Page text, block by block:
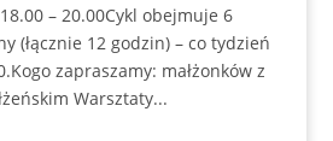
– 20.00Cykl obejmuje 6
(łącznie 12 godzin) – co tydzień
zapraszamy: małżonków z
Warsztaty...